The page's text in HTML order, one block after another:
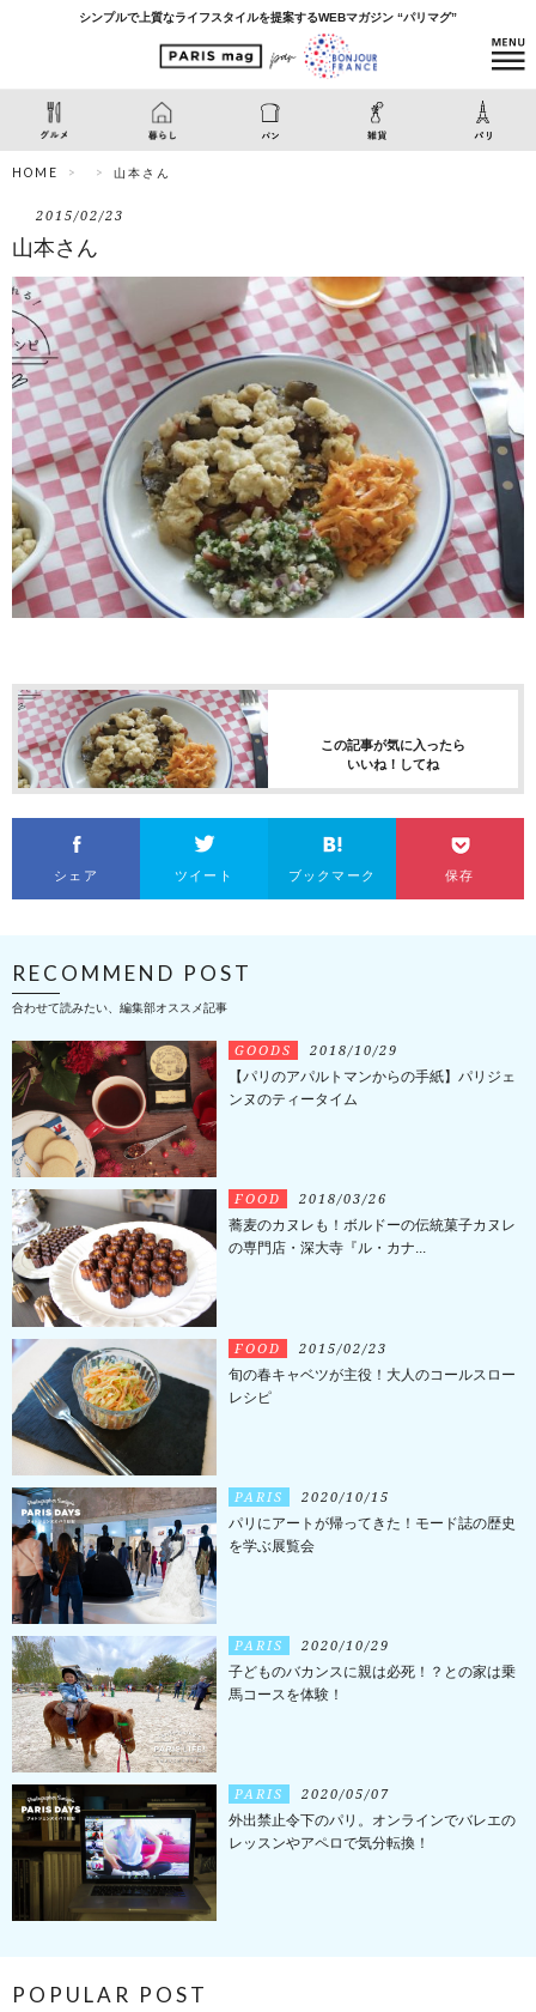
シンプルで上質なライフスタイルを提案するWEBマガジン “パリマグ”
HOME 山本さん
2015/02/23
山本さん
この記事が気に入ったら
いいね！してね
シェア ツイート ブックマーク 保存
RECOMMEND POST
合わせて読みたい、編集部オススメ記事
GOODS 2018/10/29
【パリのアパルトマンからの手紙】パリジェ
ンヌのティータイム
FOOD 2018/03/26
蕎麦のカヌレも！ボルドーの伝統菓子カヌレ
の専門店・深大寺『ル・カナ...
FOOD 2015/02/23
旬の春キャベツが主役！大人のコールスロー
レシピ
PARIS 2020/10/15
パリにアートが帰ってきた！モード誌の歴史
を学ぶ展覧会
PARIS 2020/10/29
子どものバカンスに親は必死！？との家は乗
馬コースを体験！
PARIS 2020/05/07
外出禁止令下のパリ。オンラインでバレエの
レッスンやアペロで気分転換！
POPULAR POST